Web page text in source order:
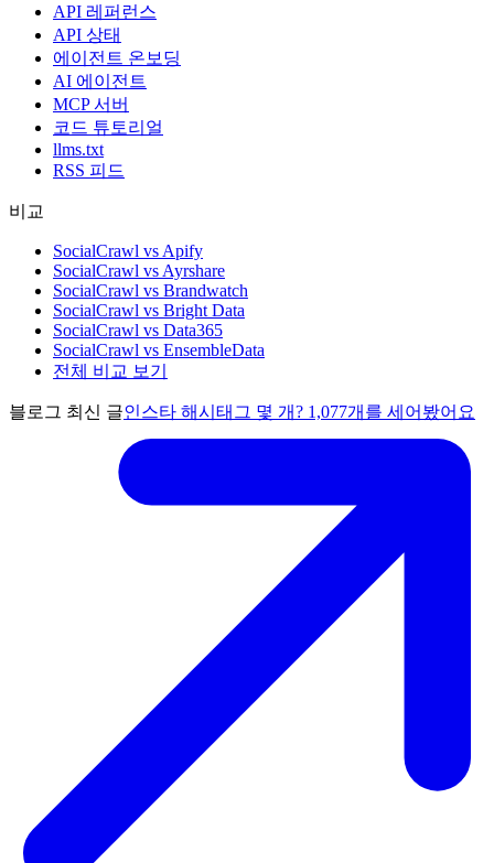
API 레퍼런스
API 상태
에이전트 온보딩
AI 에이전트
MCP 서버
코드 튜토리얼
llms.txt
RSS 피드
비교
SocialCrawl vs Apify
SocialCrawl vs Ayrshare
SocialCrawl vs Brandwatch
SocialCrawl vs Bright Data
SocialCrawl vs Data365
SocialCrawl vs EnsembleData
전체 비교 보기
블로그 최신 글인스타 해시태그 몇 개? 1,077개를 세어봤어요